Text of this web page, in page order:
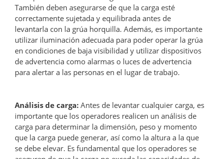
También deben asegurarse de que la carga esté
correctamente sujetada y equilibrada antes de
levantarla con la grúa horquilla. Además, es importante
utilizar iluminación adecuada para poder operar la grúa
en condiciones de baja visibilidad y utilizar dispositivos
de advertencia como alarmas o luces de advertencia
para alertar a las personas en el lugar de trabajo.
Análisis de carga: Antes de levantar cualquier carga, es
importante que los operadores realicen un análisis de
carga para determinar la dimensión, peso y momento
que la carga puede generar, así como la altura a la que
se debe elevar. Es fundamental que los operadores se